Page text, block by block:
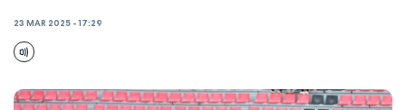
23 MAR 2025 - 17:29